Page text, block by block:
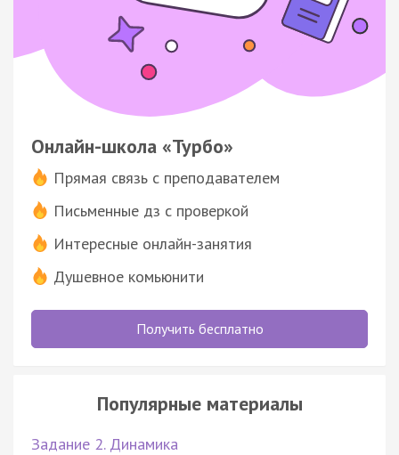
Онлайн-школа «Турбо»
Прямая связь с преподавателем
Письменные дз с проверкой
Интересные онлайн-занятия
Душевное комьюнити
Получить бесплатно
Популярные материалы
Задание 2. Динамика